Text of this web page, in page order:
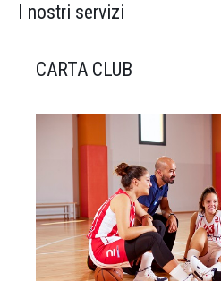
I nostri servizi
CARTA CLUB